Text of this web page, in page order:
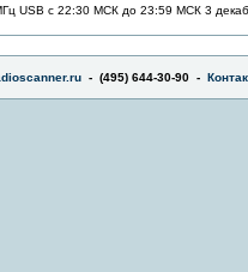
USB с 22:30 МСК до 23:59 МСК 3
- (495) 644-30-90 -